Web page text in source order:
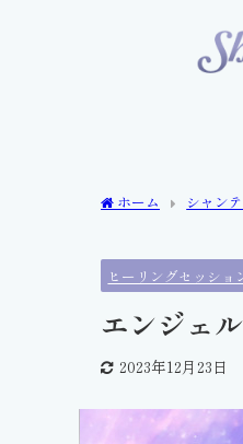
ホーム シャン
ヒーリングセッショ
エンジェ
2023年12月23日